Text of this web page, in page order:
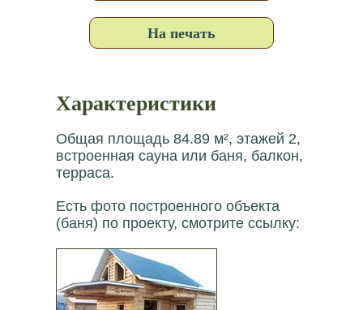
На печать
Характеристики
Общая площадь 84.89 м², этажей 2,
встроенная сауна или баня, балкон,
терраса.
Есть фото построенного объекта
(баня) по проекту, смотрите ссылку: